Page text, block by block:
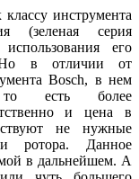
инструмента
(зеленая серия
его
Но в отличии от
Bosch, в нем
то есть более
и цена в
не нужные
ротора. Данное
в дальнейшем. А